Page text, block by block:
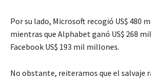
Por su lado, Microsoft recogió US$ 480
mientras que Alphabet ganó US$ 268
Facebook US$ 193 mil millones.
No obstante, reiteramos que el salvaje